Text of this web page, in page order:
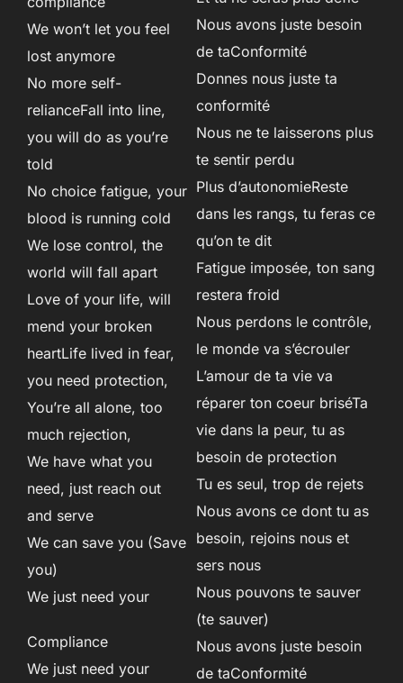
We won’t let you feel
lost anymore
No more self-
relianceFall into line,
you will do as you’re
told
No choice fatigue, your
blood is running cold
We lose control, the
world will fall apart
Love of your life, will
mend your broken
heartLife lived in fear,
you need protection,
You’re all alone, too
much rejection,
We have what you
need, just reach out
and serve
We can save you (Save
you)
We just need your
Compliance
We just need your
Nous avons juste besoin
de taConformité
Donnes nous juste ta
conformité
Nous ne te laisserons plus
te sentir perdu
Plus d’autonomieReste
dans les rangs, tu feras ce
qu’on te dit
Fatigue imposée, ton sang
restera froid
Nous perdons le contrôle,
le monde va s’écrouler
L’amour de ta vie va
réparer ton coeur briséTa
vie dans la peur, tu as
besoin de protection
Tu es seul, trop de rejets
Nous avons ce dont tu as
besoin, rejoins nous et
sers nous
Nous pouvons te sauver
(te sauver)
Nous avons juste besoin
de taConformité